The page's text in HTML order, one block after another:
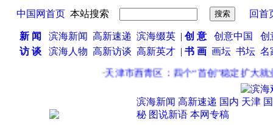
中国网首页 本站搜索 回首
新 闻 滨海新闻 高新速递 滨海缀英| 创 意 创意中国
创
访 谈
滨海人物 高新访谈 高新英才 | 书 画 画坛 书坛 名
天津市西青区：四个“首创”稳定扩大就业
滨海新闻 高新速递 国内 天津
秘 图说新语 本网专稿